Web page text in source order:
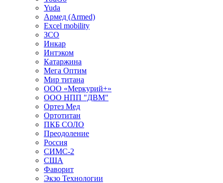
Yuda
Армед (Armed)
Еxcel mobility
ЗСО
Инкар
Интэком
Катаржина
Мега Оптим
Мир титана
ООО «Меркурий+»
ООО НПП "ДВМ"
Ортез Мед
Ортотитан
ПКБ СОЛО
Преодоление
Россия
СИМС-2
США
Фаворит
Экзо Технологии